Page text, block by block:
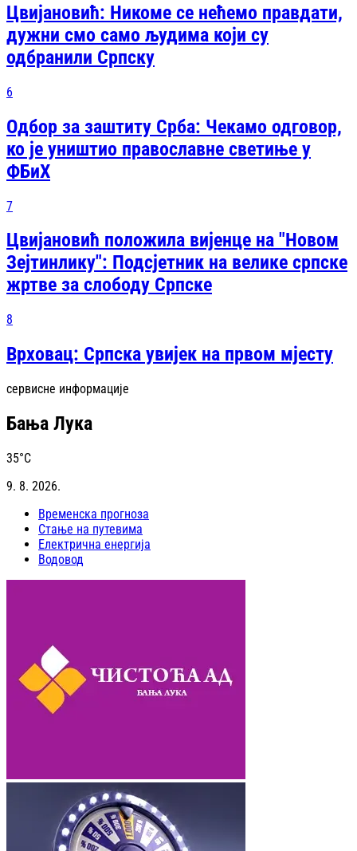
Цвијановић: Никоме се нећемо правдати,
дужни смо само људима који су
одбранили Српску
6
Одбор за заштиту Срба: Чекамо одговор,
ко је уништио православне светиње у
ФБиХ
7
Цвијановић положила вијенце на "Новом
Зејтинлику": Подсјетник на велике српске
жртве за слободу Српске
8
Врховац: Српска увијек на првом мјесту
сервисне информације
Бања Лука
35°C
9. 8. 2026.
Временска прогноза
Стање на путевима
Електрична енергија
Водовод